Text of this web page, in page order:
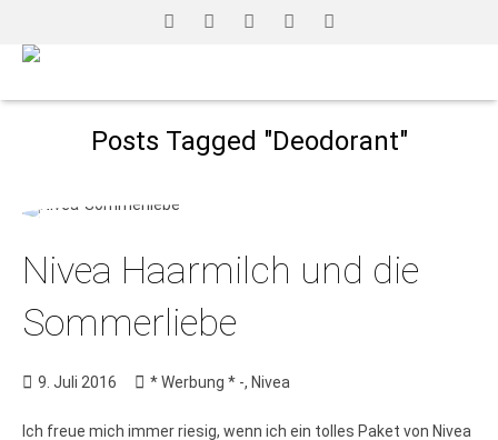
Posts Tagged "Deodorant"
Nivea Haarmilch und die
Sommerliebe
9. Juli 2016 * Werbung * -, Nivea
Ich freue mich immer riesig, wenn ich ein tolles Paket von Nivea